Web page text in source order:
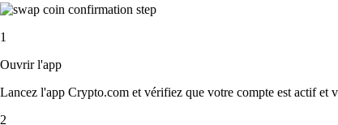
1
Ouvrir l'app
Lancez l'app Crypto.com et vérifiez que votre compte est actif et
2